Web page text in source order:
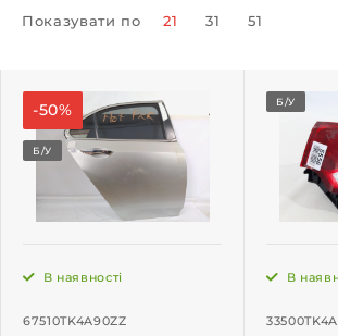
Показувати по 21 31 51
-50%
Б/У
67510TK4A90ZZ
В наявності
Б/У
В